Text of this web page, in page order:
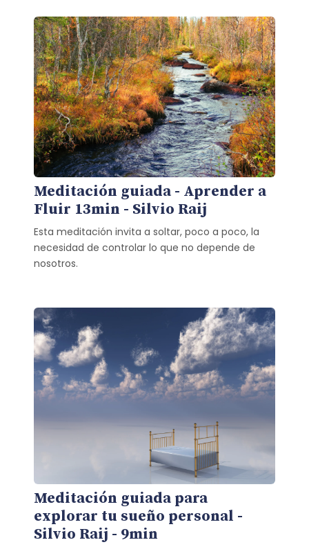
Meditación guiada - Aprender a
Fluir 13min - Silvio Raij
Esta meditación invita a soltar, poco a poco, la
necesidad de controlar lo que no depende de
nosotros.
Meditación guiada para
explorar tu sueño personal -
Silvio Raij - 9min